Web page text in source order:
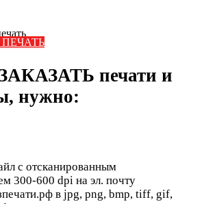
ПЕЧАТЬ
печати и
нужно:
с отсканированным
300-600 dpi на эл. почту
в jpg, png, bmp, tiff, gif,